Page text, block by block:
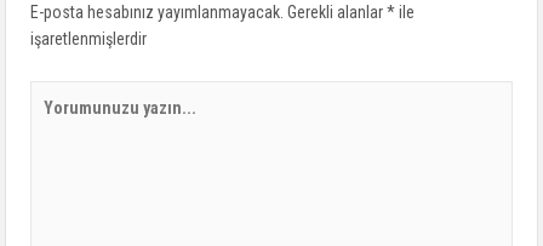
E-posta hesabınız yayımlanmayacak. Gerekli alanlar*ile
işaretlenmişlerdir